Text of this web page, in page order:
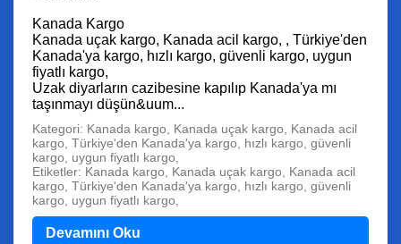
Kanada Kargo
Kanada uçak kargo, Kanada acil kargo, , Türkiye'den
Kanada'ya kargo, hızlı kargo, güvenli kargo, uygun
fiyatlı kargo,
Uzak diyarların cazibesine kapılıp Kanada'ya mı
taşınmayı düşün&uum...
Kategori: Kanada kargo, Kanada uçak kargo, Kanada acil
kargo, Türkiye'den Kanada'ya kargo, hızlı kargo, güvenli
kargo, uygun fiyatlı kargo,
Etiketler: Kanada kargo, Kanada uçak kargo, Kanada acil
kargo, Türkiye'den Kanada'ya kargo, hızlı kargo, güvenli
kargo, uygun fiyatlı kargo,
Devamını Oku